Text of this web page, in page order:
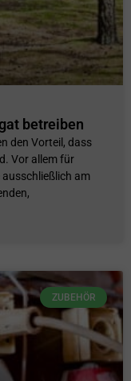
betreiben
den Vorteil, dass
Vor allem für
am
ZUBEHÖR